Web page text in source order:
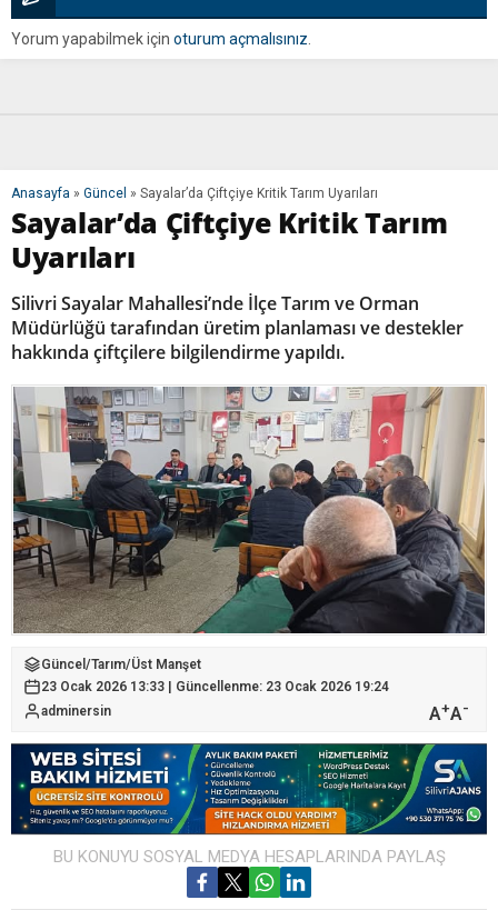
Yorum yapabilmek için oturum açmalısınız
Anasayfa » Güncel » Sayalar’da Çiftçiye Kritik Tarım Uyarıları
Sayalar’da Çiftçiye Kritik Tarım
Uyarıları
Silivri Sayalar Mahallesi’nde İlçe Tarım ve Orman
Müdürlüğü tarafından üretim planlaması ve destekler
hakkında çiftçilere bilgilendirme yapıldı.
Güncel /Tarım/Üst Manşet
23 Ocak 2026 13:33 | Güncellenme: 23 Ocak 2026 19:24
adminersin
A+A-
BU KONUYU SOSYAL MEDYA HESAPLARINDA PAYLAŞ